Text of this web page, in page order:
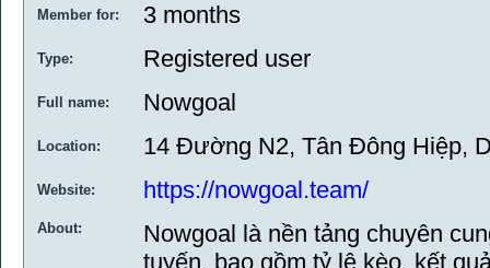
Member for: 3 months
Type: Registered user
Full name: Nowgoal
Location: 14 Đường N2, Tân Đông Hiệp,
Website: https://nowgoal.team/
About:
Nowgoal là nền tảng chuyên
tuyến, bao gồm tỷ lệ kèo, kết